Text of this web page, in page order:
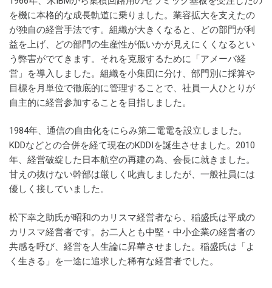
を機に本格的な成長軌道に乗りました。業容拡大を支えたの
が独自の経営手法です。組織が大きくなると、どの部門が利
益を上げ、どの部門の生産性が低いかが見えにくくなるとい
う弊害がでてきます。それを克服するために「アメーバ経
営」を導入しました。組織を小集団に分け、部門別に採算や
目標を月単位で徹底的に管理することで、社員一人ひとりが
自主的に経営参加することを目指しました。
1984年、通信の自由化をにらみ第二電電を設立しました。
KDDなどとの合併を経て現在のKDDIを誕生させました。2010
年、経営破綻した日本航空の再建の為、会長に就きました。
甘えの抜けない幹部は厳しく叱責しましたが、一般社員には
優しく接していました。
松下幸之助氏が昭和のカリスマ経営者なら、稲盛氏は平成の
カリスマ経営者です。お二人とも中堅・中小企業の経営者の
共感を呼び、経営を人生論に昇華させました。稲盛氏は「よ
く生きる」を一途に追求した稀有な経営者でした。